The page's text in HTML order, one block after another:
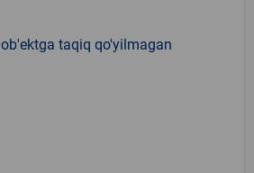
ob'ektga taqiq qo'yilmagan